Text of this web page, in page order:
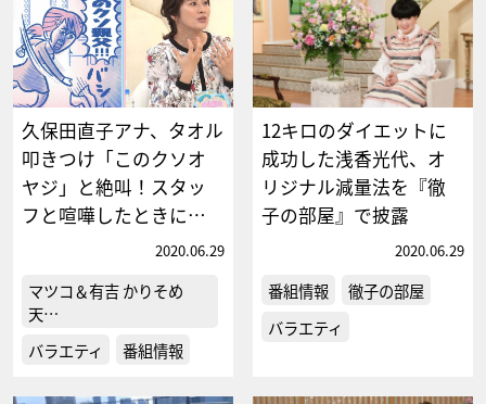
久保田直子アナ、タオル
叩きつけ「このクソオ
ヤジ」と絶叫！スタッ
フと喧嘩したときに…
2020.06.29
マツコ＆有吉 かりそめ
天…
バラエティ
番組情報
12キロのダイエットに
成功した浅香光代、オ
リジナル減量法を『徹
子の部屋』で披露
2020.06.29
番組情報
徹子の部屋
バラエティ